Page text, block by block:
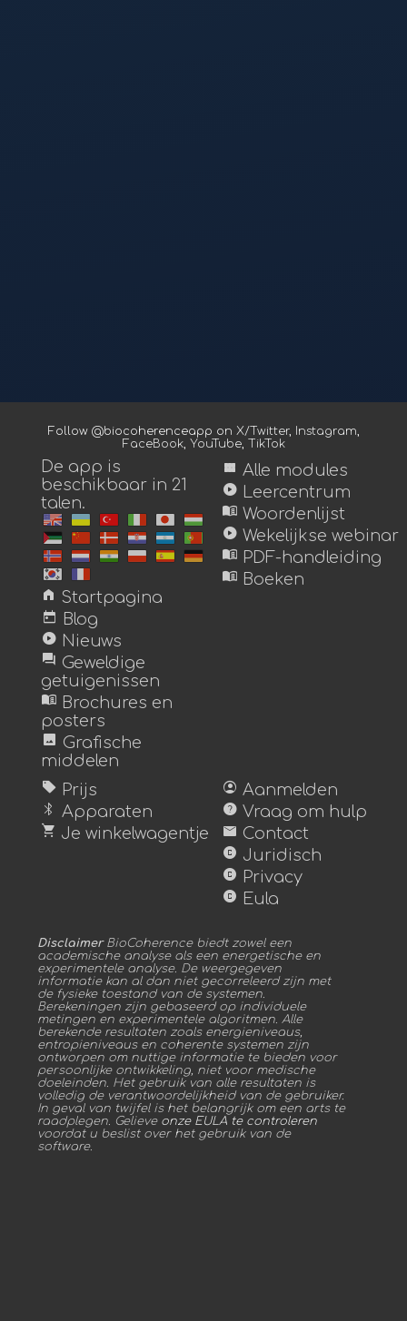
Follow @biocoherenceapp on X/Twitter, Instagram,
FaceBook, YouTube, TikTok
De app is
beschikbaar in 21
talen.
home Startpagina
today Blog
play_circle Nieuws
forum Geweldige
getuigenissen
menu_book Brochures en
posters
image Grafische
middelen
view_module Alle modules
play_circle Leercentrum
menu_book Woordenlijst
play_circle Wekelijkse webinar
menu_book PDF-handleiding
menu_book Boeken
sell Prijs
bluetooth Apparaten
shopping_cart Je winkelwagentje
account_circle Aanmelden
help Vraag om hulp
mail Contact
copyright Juridisch
copyright Privacy
copyright Eula
DisclaimerBioCoherence biedt zowel een
academische analyse als een energetische en
experimentele analyse. De weergegeven
informatie kan al dan niet gecorreleerd zijn met
de fysieke toestand van de systemen.
Berekeningen zijn gebaseerd op individuele
metingen en experimentele algoritmen. Alle
berekende resultaten zoals energieniveaus,
entropieniveaus en coherente systemen zijn
ontworpen om nuttige informatie te bieden voor
persoonlijke ontwikkeling, niet voor medische
doeleinden. Het gebruik van alle resultaten is
volledig de verantwoordelijkheid van de gebruiker.
In geval van twijfel is het belangrijk om een arts te
raadplegen. Gelieve onze EULA te controleren
voordat u beslist over het gebruik van de
software.